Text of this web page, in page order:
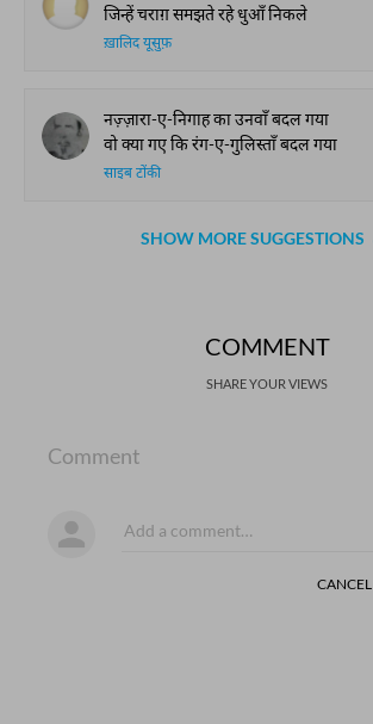
जिन्हें चराग़ समझते रहे धुआँ निकले
ख़ालिद यूसुफ़
नज़्ज़ारा-ए-निगाह का उनवाँ बदल गया
वो क्या गए कि रंग-ए-गुलिस्ताँ बदल गया
साइब टोंकी
SHOW MORE SUGGESTIONS
COMMENT
SHARE YOUR VIEWS
Comment
CANCEL